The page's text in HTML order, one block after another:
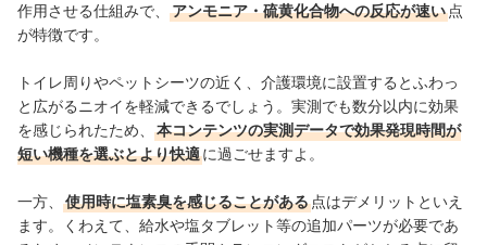
作用させる仕組みで、
アンモニア・硫黄化合物への反応が速い 点
が特徴です。
トイレ周りやペットシーツの近く、介護環境に設置するとふわっ
と広がるニオイを軽減できるでしょう。実測でも数分以内に効果
を感じられたため、
本コンテンツの実測データで効果発現時間が
短い機種を選ぶとより快適に過ごせますよ。
一方、 使用時に塩素臭を感じることがある 点はデメリットといえ
ます。くわえて、給水や塩タブレット等の追加パーツが必要であ